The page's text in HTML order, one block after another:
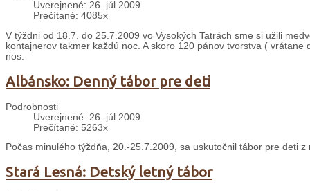
Uverejnené: 26. júl 2009
Prečítané: 4085x
V týždni od 18.7. do 25.7.2009 vo Vysokých Tatrách sme si užili
kontajnerov takmer každú noc. A skoro 120 pánov tvorstva (
nos.
Albánsko: Denný tábor pre deti
Podrobnosti
Uverejnené: 26. júl 2009
Prečítané: 5263x
Počas minulého týždňa, 20.-25.7.2009, sa uskutočnil tábor pre deti z
Stará Lesná: Detský letný tábor